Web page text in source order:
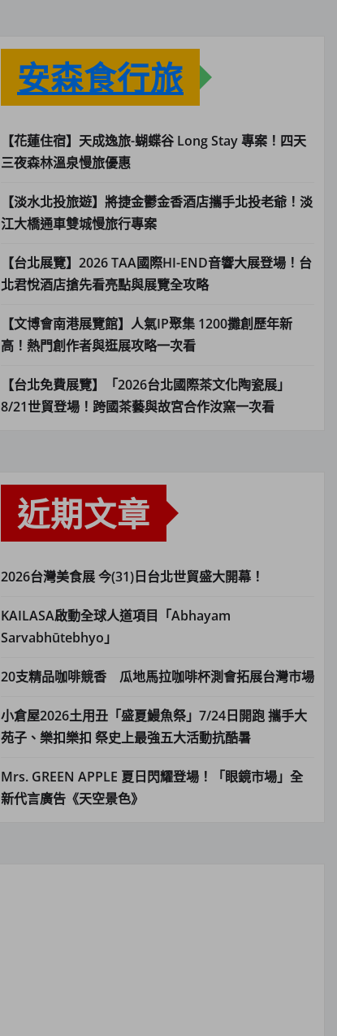
安森食行旅
【花蓮住宿】天成逸旅-蝴蝶谷 Long Stay 專案！四天
三夜森林溫泉慢旅優惠
【淡水北投旅遊】將捷金鬱金香酒店攜手北投老爺！淡
江大橋通車雙城慢旅行專案
【台北展覽】2026 TAA國際HI-END音響大展登場！台
北君悅酒店搶先看亮點與展覽全攻略
【文博會南港展覽館】人氣IP聚集 1200攤創歷年新
高！熱門創作者與逛展攻略一次看
【台北免費展覽】「2026台北國際茶文化陶瓷展」
8/21世貿登場！跨國茶藝與故宮合作汝窯一次看
近期文章
2026台灣美食展 今(31)日台北世貿盛大開幕！
KAILASA啟動全球人道項目「Abhayam
Sarvabhūtebhyo」
20支精品咖啡競香 瓜地馬拉咖啡杯測會拓展台灣市場
小倉屋2026土用丑「盛夏鰻魚祭」7/24日開跑 攜手大
苑子、樂扣樂扣 祭史上最強五大活動抗酷暑
Mrs. GREEN APPLE 夏日閃耀登場！「眼鏡市場」全
新代言廣告《天空景色》